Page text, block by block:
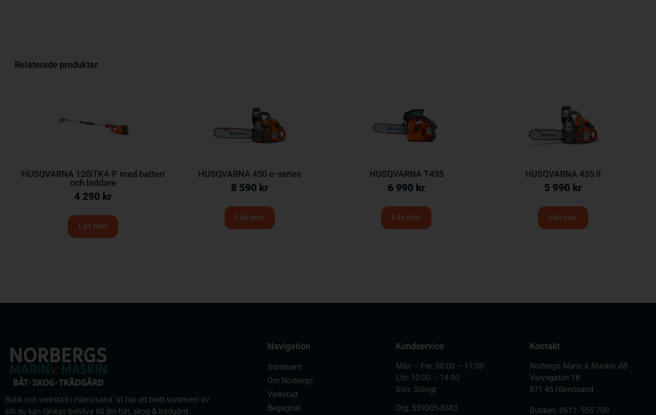
Relaterade produkter
HUSQVARNA 120iTK4-P med batteri
och laddare
4 290 kr
Läs mer
HUSQVARNA 450 e-series
8 590 kr
Läs mer
HUSQVARNA T435
6 990 kr
Läs mer
HUSQVARNA 435 II
5 990 kr
Läs mer
Butik och verkstad i Härnösand. Vi har ett brett sortiment av
allt du kan tänkas behöva till din båt, skog & trädgård.
Navigation
Sortiment
Om Norbergs
Verkstad
Begagnat
Kundservice
Mån – Fre: 08:00 – 17:00
Lör: 10:00 – 14:00
Sön: Stängt
Org: 559005-8383
Kontakt
Norbergs Marin & Maskin AB
Varvsgatan 18
871 45 Härnösand
Butiken: 0611- 555 700